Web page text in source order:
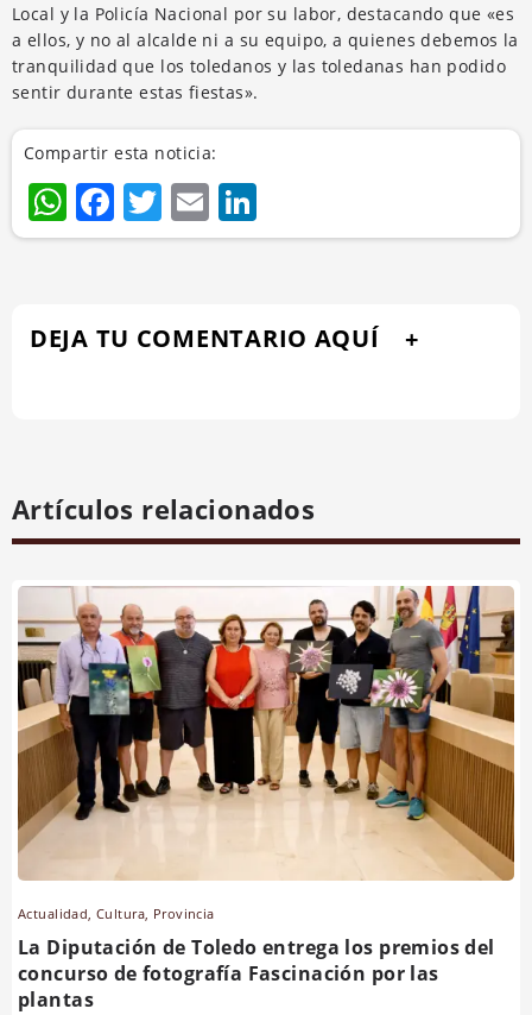
Local y la Policía Nacional por su labor, destacando que «es
a ellos, y no al alcalde ni a su equipo, a quienes debemos la
tranquilidad que los toledanos y las toledanas han podido
sentir durante estas fiestas».
Compartir esta noticia:
WhatsApp
Facebook
Twitter
Email
DEJA TU COMENTARIO AQUÍ
Artículos relacionados
Actualidad,Cultura, Provincia
La Diputación de Toledo entrega los premios del
concurso de fotografía Fascinación por las
plantas